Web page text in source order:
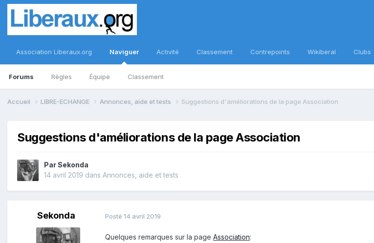
Association Liberaux.org Naviguer
Forums Règles Équipe Classement
Activité Classement Contrepoints Wikiberal Clubs
Accueil LIBRE-ECHANGE Annonces, aide et tests Suggestions d'améliorations de la page Association
Suggestions d'améliorations de la page Association
ParSekonda
14 avril 2019 dans Annonces, aide et tests
Sekonda Posté 14 avril 2019
Quelques remarques sur la page Association: